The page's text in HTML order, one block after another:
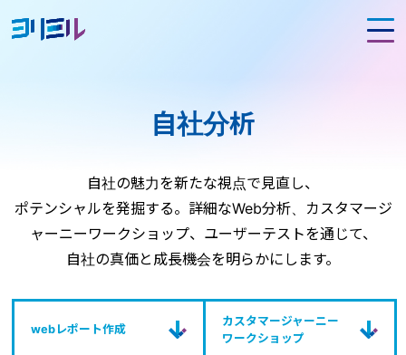
自社分析
自社の魅力を新たな視点で見直し、
ポテンシャルを発掘する。詳細なWeb分析、カスタマージ
ャーニーワークショップ、ユーザーテストを通じて、
自社の真価と成長機会を明らかにします。
webレポート作成
カスタマージャーニー
ワークショップ